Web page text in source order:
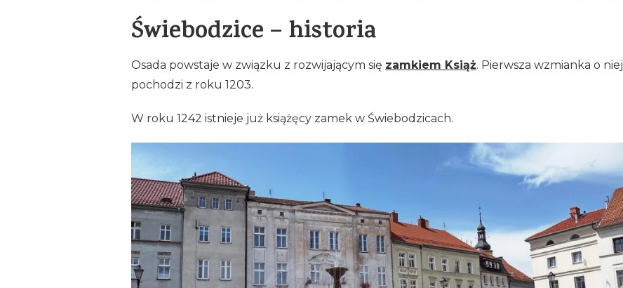
Świebodzice – historia
Osada powstaje w związku z rozwijającym się zamkiem Książ. Pierwsza wzmianka o niej
pochodzi z roku 1203.
W roku 1242 istnieje już książęcy zamek w Świebodzicach.